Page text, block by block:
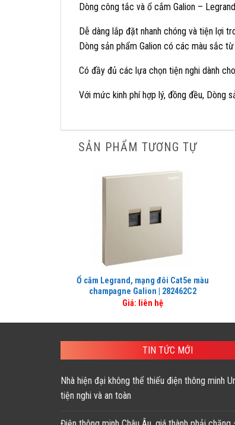
Dòng công tắc và ổ cắm Galion –
Dễ dàng lắp đặt nhanh chóng và tiện lợi
Dòng sản phẩm Galion có các màu sắc
Có đầy đủ các lựa chọn tiện nghi dành
Với mức kinh phí hợp lý, đồng đều, Dòng
SẢN PHẨM TƯƠNG TỰ
Ổ cắm Legrand, mạng đôi Cat5e màu
champagne Galion | 282462C2
Giá: liên hệ
TIN TỨC MỚI
Nhà hiện đại không thể thiếu điện thông minh
tiện nghi và an toàn